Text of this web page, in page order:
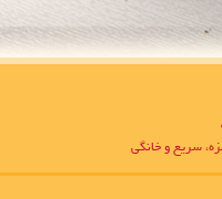
سریع و خانگی